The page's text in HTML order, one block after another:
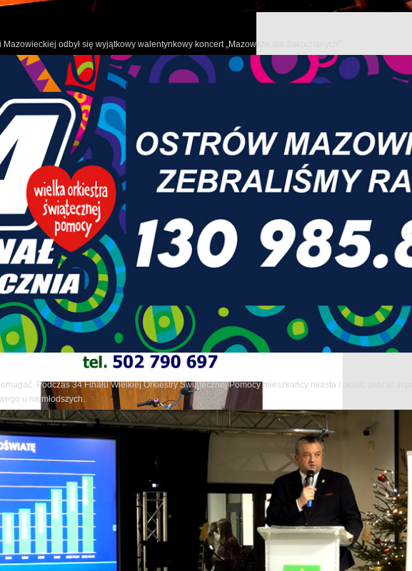
odbył się wyjątkowy walentynkowy koncert „Mazowsze dla Zakochanych”
Podczas 34 Finału Wielkiej Orkiestry Świątecznej Pomocy mieszkańcy miasta i okolic zebrali
u najmłodszych.
artykuły